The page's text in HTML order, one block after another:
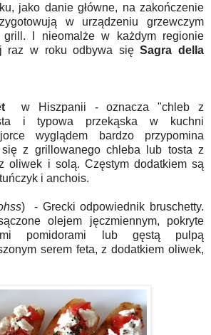
jako danie główne, na zakończenie
w urządzeniu grzewczym
grill. I nieomalże w każdym regionie
raz w roku odbywa sięSagra della
w Hiszpanii - oznacza "chleb z
i typowa przekąska w kuchni
wyglądem bardzo przypomina
się z grillowanego chleba lub tosta z
oliwek i solą. Częstym dodatkiem są
i anchois.
) - Grecki odpowiednik bruschetty.
olejem jęczmiennym, pokryte
pomidorami lub gęstą pulpą
serem feta, z dodatkiem oliwek,